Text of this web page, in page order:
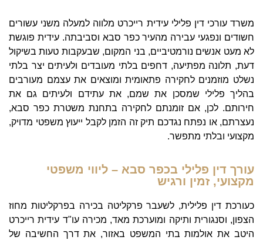
משרד עורכי דין פלילי עידית רייכרט מלווה למעלה משני עשורים
חשודים ונפגעי עבירה מהעיר כפר סבא וסביבתה. עידית פוגשת
לא מעט אנשים נורמטיביים, בני המקום, שבעקבות טעות בשיקול
דעת, תלונה מפתיעה, דחפים בלתי מעובדים ולעיתים יצר בלתי
נשלט מוזמנים לחקירה פתאומית ומוצאים את עצמם מעורבים
בהליך פלילי שמסכן את שמם, את עתידם ולעיתים גם את
חירותם. לכן, אם זומנתם לחקירה בתחנת משטרת כפר סבא,
נעצרתם, או נפתח נגדכם תיק זה הזמן לקבל ייעוץ משפטי מדויק,
מקצועי ובלתי מתפשר.
עורך דין פלילי בכפר סבא – ליווי משפטי
מקצועי, זמין ורגיש
כעורכת דין פלילית, לשעבר פרקליטה בכירה בפרקליטות מחוז
הצפון, וסנגורית ותיקה ומוערכת מאד, מכירה עו"ד עידית רייכרט
היטב את אולמות בתי המשפט באזור, את דרך החשיבה של